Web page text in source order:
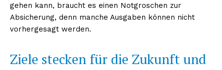
gehen kann, braucht es einen Notgroschen zur
Absicherung, denn manche Ausgaben können nicht
vorhergesagt werden.
Ziele stecken für die Zukunft und